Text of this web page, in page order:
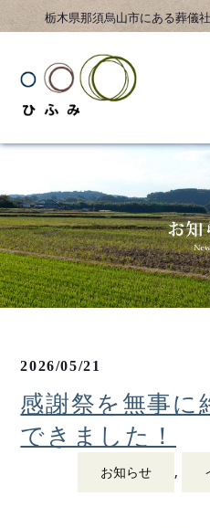
栃木県那須烏山市にある葬儀
2026/05/21
感謝祭を無事に
できました！
お知らせ ,